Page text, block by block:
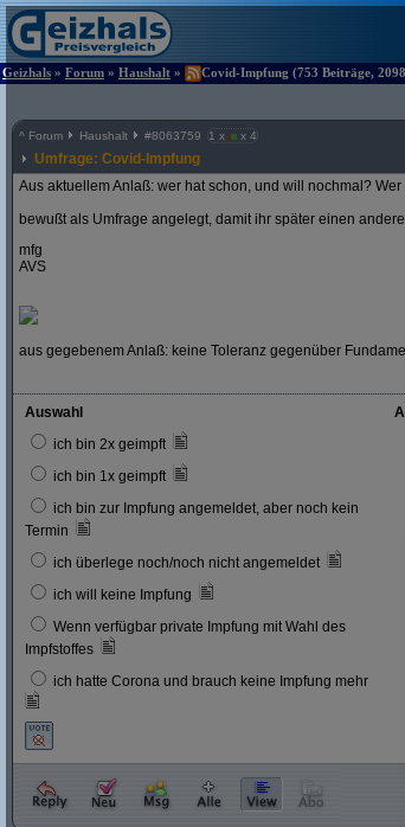
Geizhals » Forum » Haushalt » Covid-Impfung (753 Beiträge,
^ Forum Haushalt #8063759 1 x x 4
Umfrage: Covid-Impfung
Aus aktuellem Anlaß: wer hat schon, und will nochmal?
bewußt als Umfrage angelegt, damit ihr später einen
mfg
AVS
aus gegebenem Anlaß: keine Toleranz gegenüber
Auswahl
ich bin 2x geimpft
ich bin 1x geimpft
ich bin zur Impfung angemeldet, aber noch kein
Termin
ich überlege noch/noch nicht angemeldet
ich will keine Impfung
Wenn verfügbar private Impfung mit Wahl des
Impfstoffes
ich hatte Corona und brauch keine Impfung mehr